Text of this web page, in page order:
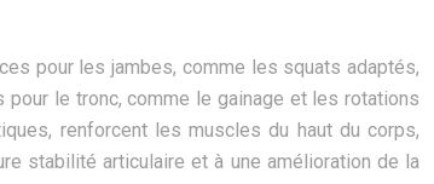
pour les jambes, comme les squats adaptés,
le tronc, comme le gainage et les rotations
renforcent les muscles du haut du corps,
stabilité articulaire et à une amélioration de la